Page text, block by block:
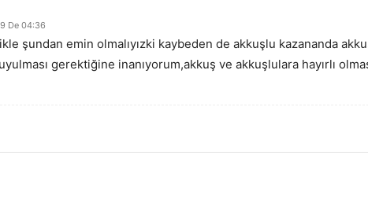
De 04:36
şundan emin olmalıyızki kaybeden de akkuşlu kazananda
gerektiğine inanıyorum,akkuş ve akkuşlulara hayırlı